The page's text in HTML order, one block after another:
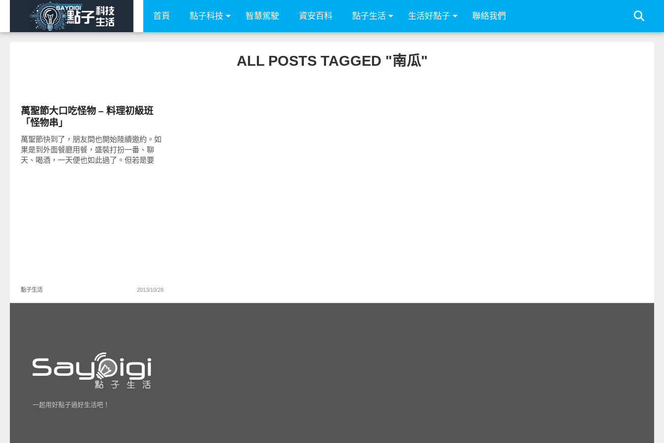
首頁 點子科技 智慧駕駛 資安百科 點子生活 生活好點子 聯絡我們
ALL POSTS TAGGED "南瓜"
萬聖節大口吃怪物 – 料理初級班
「怪物串」
萬聖節快到了，朋友間也開始陸續邀約。如
果是到外面餐廳用餐，盛裝打扮一番、聊
天、喝酒，一天便也如此過了。但若是要
點子生活 2013/10/28
一起用好點子過好生活吧！